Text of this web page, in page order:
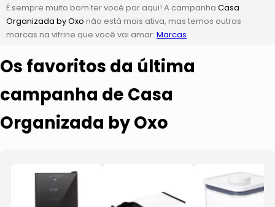
É sempre muito bom ter você por aqui! A campanha Casa
Organizada by Oxo não está mais ativa, mas temos outras
marcas na vitrine que você vai amar: Marcas
Os favoritos da última
campanha de Casa
Organizada by Oxo